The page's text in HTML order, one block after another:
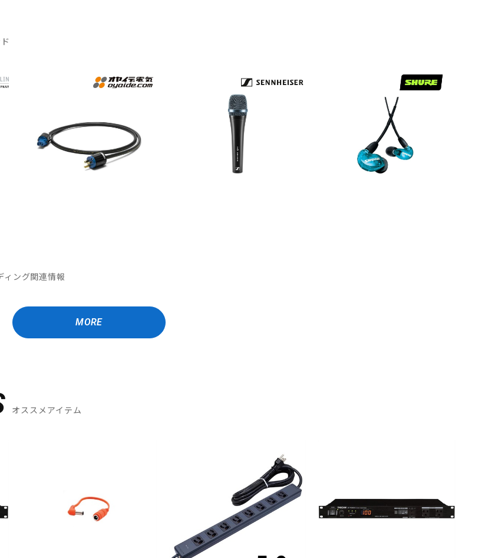
ング関連情報
MORE
オススメアイテム